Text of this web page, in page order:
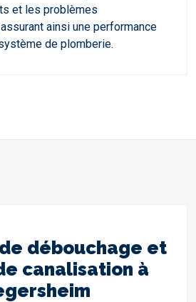
et les problèmes
ainsi une performance
de plomberie.
débouchage et
canalisation à